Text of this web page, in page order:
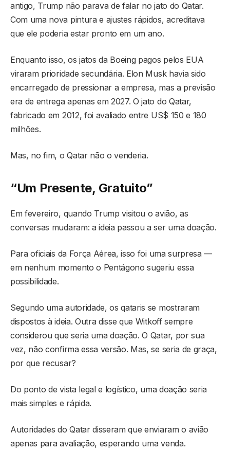
antigo, Trump não parava de falar no jato do Qatar.
Com uma nova pintura e ajustes rápidos, acreditava
que ele poderia estar pronto em um ano.
Enquanto isso, os jatos da Boeing pagos pelos EUA
viraram prioridade secundária. Elon Musk havia sido
encarregado de pressionar a empresa, mas a previsão
era de entrega apenas em 2027. O jato do Qatar,
fabricado em 2012, foi avaliado entre US$ 150 e 180
milhões.
Mas, no fim, o Qatar não o venderia.
“Um Presente, Gratuito”
Em fevereiro, quando Trump visitou o avião, as
conversas mudaram: a ideia passou a ser uma doação.
Para oficiais da Força Aérea, isso foi uma surpresa —
em nenhum momento o Pentágono sugeriu essa
possibilidade.
Segundo uma autoridade, os qataris se mostraram
dispostos à ideia. Outra disse que Witkoff sempre
considerou que seria uma doação. O Qatar, por sua
vez, não confirma essa versão. Mas, se seria de graça,
por que recusar?
Do ponto de vista legal e logístico, uma doação seria
mais simples e rápida.
Autoridades do Qatar disseram que enviaram o avião
apenas para avaliação, esperando uma venda.